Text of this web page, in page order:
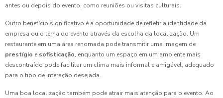
antes ou depois do evento, como reuniões ou visitas culturais.
Outro benefício significativo é a oportunidade de refletir a identidade da
empresa ou o tema do evento através da escolha da localização. Um
restaurante em uma área renomada pode transmitir uma imagem de
prestígio e sofisticação, enquanto um espaço em um ambiente mais
descontraído pode facilitar um clima mais informal e amigável, adequado
para o tipo de interação desejada.
Uma boa localização também pode atrair mais atenção para o evento. Ao